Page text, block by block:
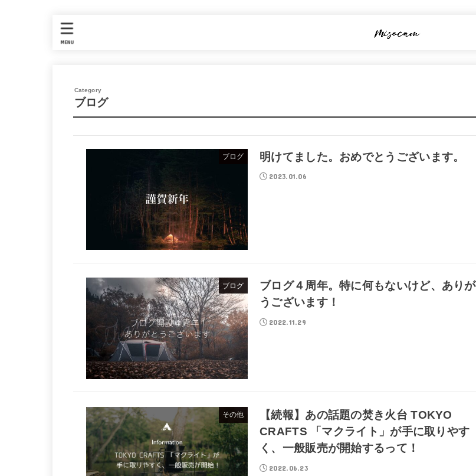
MENU
ブログ
ブログ 明けてました。おめでとうございます。
2023.01.06
ブログ
ブログ４周年。特に何もないけど、あり
うございます！
2022.11.29
その他
【続報】あの話題の焚き火台 TOKYO
CRAFTS 「マクライト」が手に取りやす
く、一般販売が開始するって！
2022.06.23